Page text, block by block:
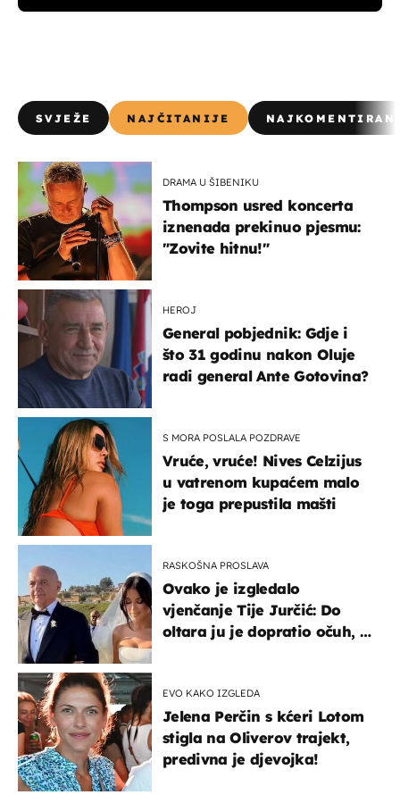
SVJEŽE NAJČITANIJE
DRAMA U ŠIBENIKU
Thompson usred koncerta
iznenada prekinuo pjesmu:
"Zovite hitnu!"
HEROJ
General pobjednik: Gdje i
što 31 godinu nakon Oluje
radi general Ante Gotovina?
S MORA POSLALA POZDRAVE
Vruće, vruće! Nives Celzijus
u vatrenom kupaćem malo
je toga prepustila mašti
RASKOŠNA PROSLAVA
Ovako je izgledalo
vjenčanje Tije Jurčić: Do
oltara ju je dopratio očuh, a
EVO KAKO IZGLEDA
Jelena Perčin s kćeri Lotom
stigla na Oliverov trajekt,
predivna je djevojka!